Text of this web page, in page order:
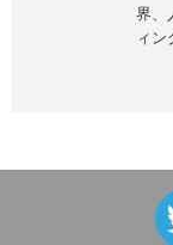
界、
ィン